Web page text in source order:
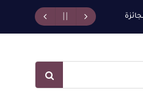
اللون الأحمر وشاح سردية الأدب